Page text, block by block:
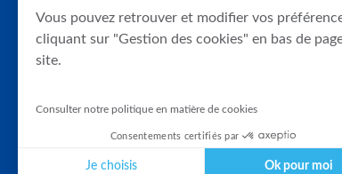
Vous pouvez retrouver et modifier vos
cliquant sur "Gestion des cookies" en bas de
site.
Consulter notre politique en matière de cookies
Consentements certifiés par
Je choisis Ok pour moi